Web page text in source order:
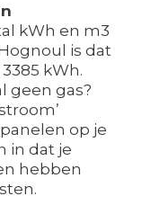
kWh en m3
is dat
kWh.
geen gas?
op je
in dat je
hebben